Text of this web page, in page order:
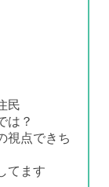
民
は？
視点できち
てます